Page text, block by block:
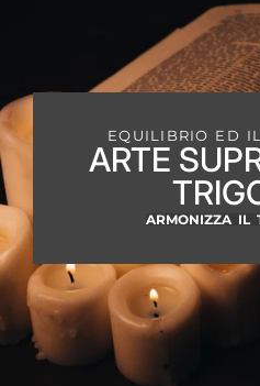
EQUILIBRIO ED
ARTE
ARMONIZZA IL